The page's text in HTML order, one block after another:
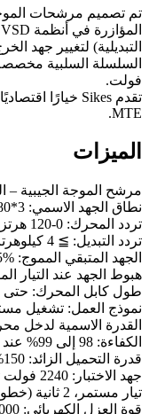
فولت.
MTE.
الميزات
مرشح الموجة الجيبية –
نطاق الجهد الاسمي: 3*380 إلى 500 فولت تيار متردد ±10%
تردد المحرك: 0-120 هرتز؛
تردد التبديل: ≧ 4 كيلوهرتز؛
الجهد المتبقي المموج: THDv <5%
هبوط الجهد عند التيار المقنن:
طول كابل المحرك: حتى 2000 متر؛
نموذج العمل: تشغيل
القدرة الاسمية لدخل محرك القيادة: 3.7
الكفاءة: 98 إلى 99% عند الجهد الاسمي للخط والطاقة
قدرة التحميل الزائد: 150% لمدة 60 ثانية، 120% لمدة 60 دقيقة
تيار مستمر، 2 ثانية (خطوط/الغلاف)
قوة العزل الكهربائي: 4000 فولت تيار متردد / 5 مللي أمبير / 60 ثانية